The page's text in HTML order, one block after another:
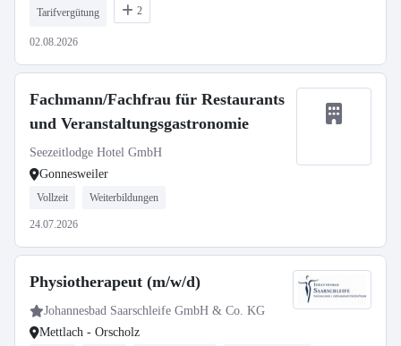
Tarifvergütung 2
02.08.2026
Fachmann/Fachfrau für Restaurants
und Veranstaltungsgastronomie
Seezeitlodge Hotel GmbH
Gonnesweiler
Vollzeit Weiterbildungen
24.07.2026
Physiotherapeut (m/w/d)
Johannesbad Saarschleife GmbH & Co. KG
Mettlach - Orscholz